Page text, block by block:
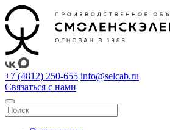
+7 (4812) 250-655 info@selcab.ru
Связаться с нами